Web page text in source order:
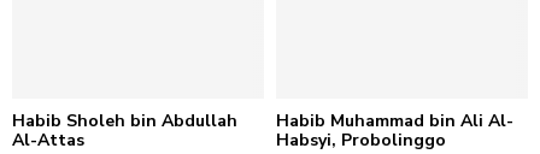
Habib Sholeh bin Abdullah
Al-Attas
Habib Muhammad bin Ali Al-
Habsyi, Probolinggo